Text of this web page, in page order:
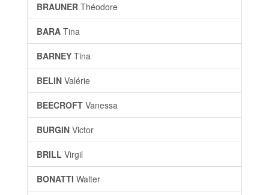
BRAUNER Théodore
BARA Tina
BARNEY Tina
BELIN Valérie
BEECROFT Vanessa
BURGIN Victor
BRILL Virgil
BONATTI Walter